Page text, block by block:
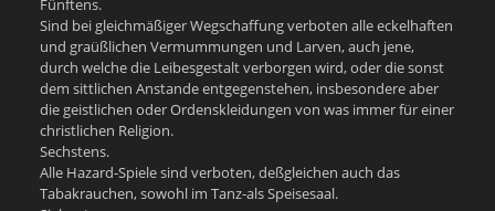
Sind bei gleichmäßiger Wegschaffung verboten alle eckelhaften
und graüßlichen Vermummungen und Larven, auch jene,
durch welche die Leibesgestalt verborgen wird, oder die sonst
dem sittlichen Anstande entgegenstehen, insbesondere aber
die geistlichen oder Ordenskleidungen von was immer für einer
christlichen Religion.
Sechstens.
Alle Hazard-Spiele sind verboten, deßgleichen auch das
Tabakrauchen, sowohl im Tanz-als Speisesaal.